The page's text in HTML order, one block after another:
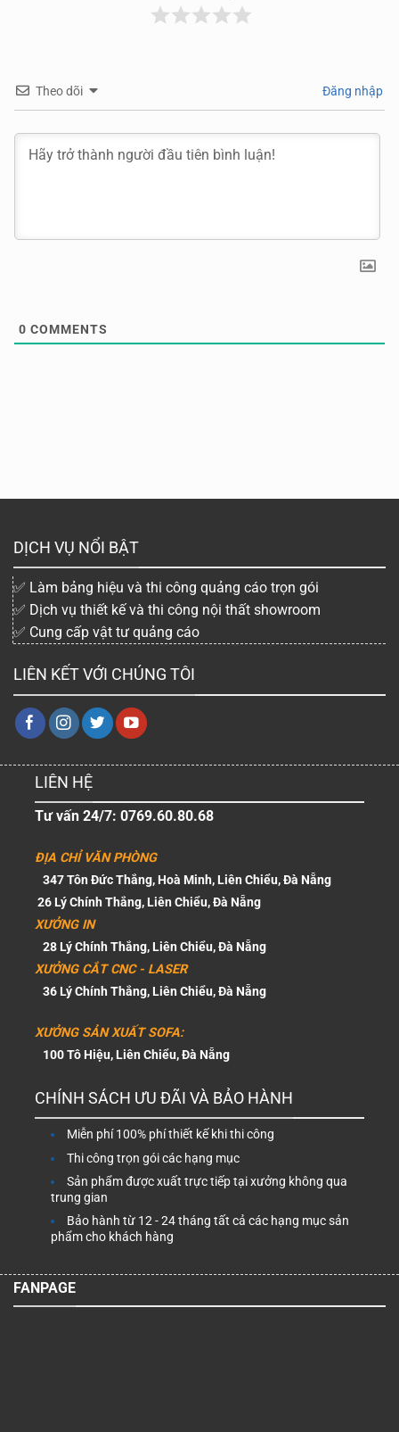
Theo dõi Đăng nhập
0 COMMENTS
DỊCH VỤ NỔI BẬT
✅ Làm bảng hiệu và thi công quảng cáo trọn gói
✅ Dịch vụ thiết kế và thi công nội thất showroom
✅ Cung cấp vật tư quảng cáo
LIÊN KẾT VỚI CHÚNG TÔI
LIÊN HỆ
Tư vấn 24/7: 0769.60.80.68
ĐỊA CHỈ VĂN PHÒNG
347 Tôn Đức Thắng, Hoà Minh, Liên Chiểu, Đà Nẵng
26 Lý Chính Thắng, Liên Chiểu, Đà Nẵng
XƯỞNG IN
28 Lý Chính Thắng, Liên Chiểu, Đà Nẵng
XƯỞNG CẮT CNC - LASER
36 Lý Chính Thắng, Liên Chiểu, Đà Nẵng
XƯỞNG SẢN XUẤT SOFA:
100 Tô Hiệu, Liên Chiểu, Đà Nẵng
CHÍNH SÁCH ƯU ĐÃI VÀ BẢO HÀNH
Miễn phí 100% phí thiết kế khi thi công
Thi công trọn gói các hạng mục
Sản phẩm được xuất trực tiếp tại xưởng không qua
trung gian
Bảo hành từ 12 - 24 tháng tất cả các hạng mục sản
phẩm cho khách hàng
FANPAGE